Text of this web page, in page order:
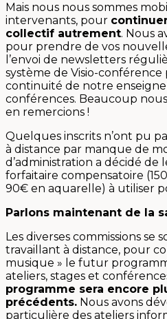
Mais nous nous sommes
intervenants, pour
collectif autrement. Nous
pour prendre de vos
l’envoi de newsletters
système de Visio-
continuité de notre
conférences. Beaucoup
en remercions !
Quelques inscrits n’ont pu
à distance par manque de
d’administration a décidé
forfaitaire compensatoire
90€ en aquarelle) à utiliser
Parlons maintenant de la
Les diverses commissions se
travaillant à distance, pour
musique » le futur
ateliers, stages et
programme sera encore
précédents. Nous avons
particulière des ateliers